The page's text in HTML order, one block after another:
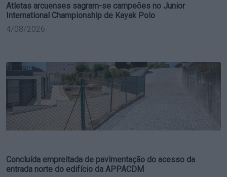
Atletas arcuenses sagram-se campeões no Junior
International Championship de Kayak Polo
4/08/2026
Concluída empreitada de pavimentação do acesso da
entrada norte do edifício da APPACDM